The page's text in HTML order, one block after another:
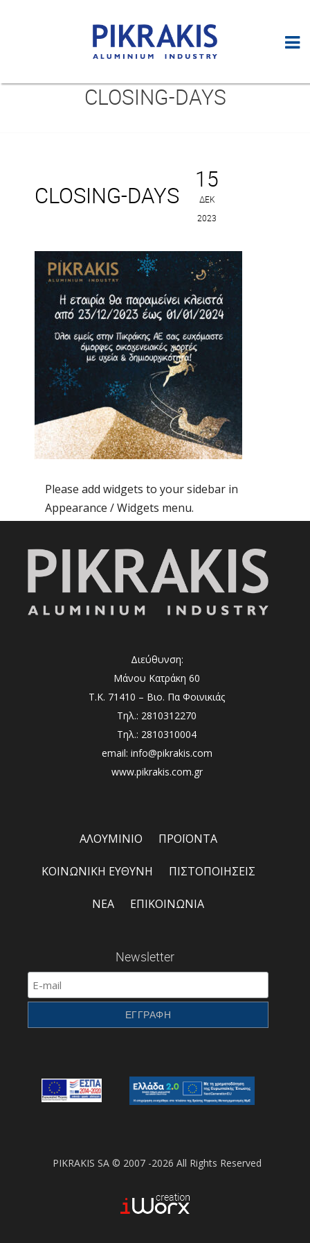
CLOSING-DAYS
15
ΔΕΚ
2023
CLOSING-DAYS
Please add widgets to your sidebar in
Appearance / Widgets menu.
Διεύθυνση:
Μάνου Κατράκη 60
Τ.Κ. 71410 – Βιο. Πα Φοινικιάς
Τηλ.: 2810312270
Τηλ.: 2810310004
email: info@pikrakis.com
www.pikrakis.com.gr
ΑΛΟΥΜΙΝΙΟ ΠΡΟΪΟΝΤΑ
ΚΟΙΝΩΝΙΚΗ ΕΥΘΥΝΗ ΠΙΣΤΟΠΟΙΗΣΕΙΣ
ΝΕΑ ΕΠΙΚΟΙΝΩΝΙΑ
Newsletter
PIKRAKIS SA © 2007 -2026 All Rights Reserved